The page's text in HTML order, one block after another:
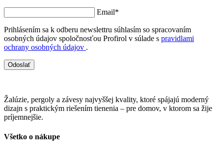
Email*
Prihlásením sa k odberu newslettru súhlasím so spracovaním
osobných údajov spoločnosťou Profirol v súlade s pravidlami
ochrany osobných údajov .
Odoslať
Žalúzie, pergoly a závesy najvyššej kvality, ktoré spájajú moderný
dizajn s praktickým riešením tienenia – pre domov, v ktorom sa žije
príjemnejšie.
Všetko o nákupe